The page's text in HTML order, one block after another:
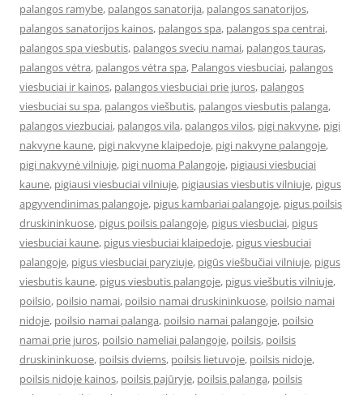
palangos ramybe, palangos sanatorija, palangos sanatorijos,
palangos sanatorijos kainos, palangos spa, palangos spa centrai,
palangos spa viesbutis, palangos sveciu namai, palangos tauras,
palangos vėtra, palangos vėtra spa, Palangos viesbuciai, palangos
viesbuciai ir kainos, palangos viesbuciai prie juros, palangos
viesbuciai su spa, palangos viešbutis, palangos viesbutis palanga,
palangos viezbuciai, palangos vila, palangos vilos, pigi nakvyne, pigi
nakvyne kaune, pigi nakvyne klaipedoje, pigi nakvyne palangoje,
pigi nakvynė vilniuje, pigi nuoma Palangoje, pigiausi viesbuciai
kaune, pigiausi viesbuciai vilniuje, pigiausias viesbutis vilniuje, pigus
apgyvendinimas palangoje, pigus kambariai palangoje, pigus poilsis
druskininkuose, pigus poilsis palangoje, pigus viesbuciai, pigus
viesbuciai kaune, pigus viesbuciai klaipedoje, pigus viesbuciai
palangoje, pigus viesbuciai paryziuje, pigūs viešbučiai vilniuje, pigus
viesbutis kaune, pigus viesbutis palangoje, pigus viešbutis vilniuje,
poilsio, poilsio namai, poilsio namai druskininkuose, poilsio namai
nidoje, poilsio namai palanga, poilsio namai palangoje, poilsio
namai prie juros, poilsio nameliai palangoje, poilsis, poilsis
druskininkuose, poilsis dviems, poilsis lietuvoje, poilsis nidoje,
poilsis nidoje kainos, poilsis pajūryje, poilsis palanga, poilsis